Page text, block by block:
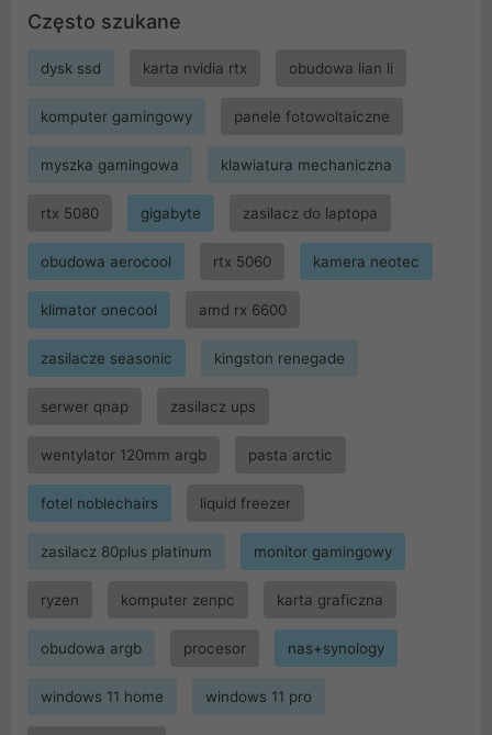
Często szukane
dysk ssd karta nvidia rtx obudowa lian li
komputer gamingowy panele fotowoltaiczne
myszka gamingowa klawiatura mechaniczna
rtx 5080 gigabyte zasilacz do laptopa
obudowa aerocool rtx 5060 kamera neotec
klimator onecool amd rx 6600
zasilacze seasonic kingston renegade
serwer qnap zasilacz ups
wentylator 120mm argb pasta arctic
fotel noblechairs liquid freezer
zasilacz 80plus platinum monitor gamingowy
ryzen komputer zenpc karta graficzna
obudowa argb procesor nas+synology
windows 11 home windows 11 pro